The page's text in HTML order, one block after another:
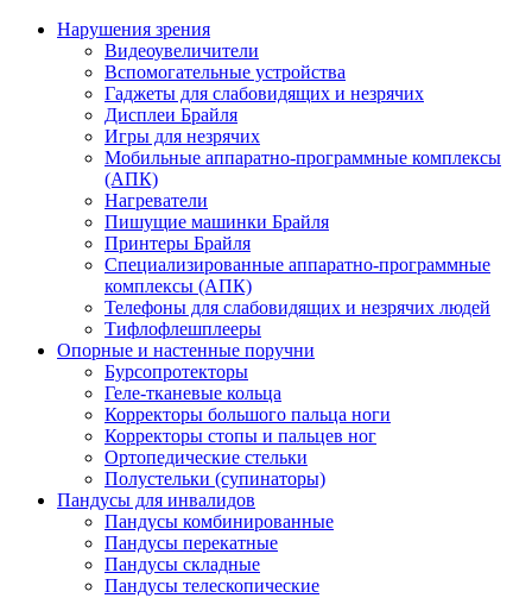
Нарушения зрения
Видеоувеличители
Вспомогательные устройства
Гаджеты для слабовидящих и незрячих
Дисплеи Брайля
Игры для незрячих
Мобильные аппаратно-программные комплексы
(АПК)
Нагреватели
Пишущие машинки Брайля
Принтеры Брайля
Специализированные аппаратно-программные
комплексы (АПК)
Телефоны для слабовидящих и незрячих людей
Тифлофлешплееры
Опорные и настенные поручни
Бурсопротекторы
Геле-тканевые кольца
Корректоры большого пальца ноги
Корректоры стопы и пальцев ног
Ортопедические стельки
Полустельки (супинаторы)
Пандусы для инвалидов
Пандусы комбинированные
Пандусы перекатные
Пандусы складные
Пандусы телескопические